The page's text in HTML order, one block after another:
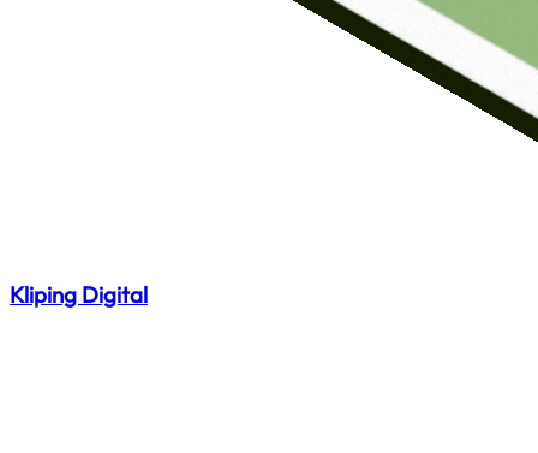
Kliping Digital